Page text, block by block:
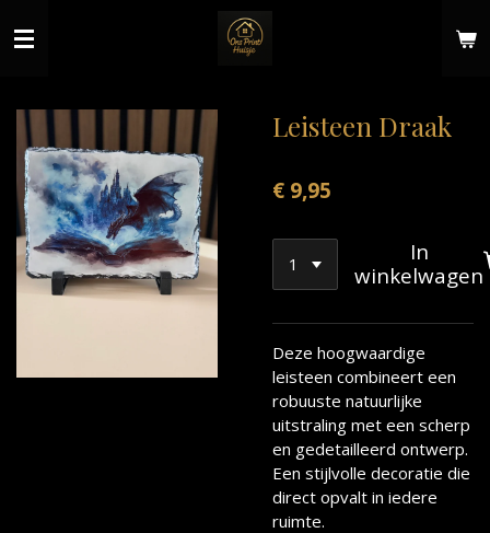
direct
hoofdinhoud
Leisteen Draak
€ 9,95
In
winkelwagen
Deze hoogwaardige
leisteen combineert een
robuuste natuurlijke
uitstraling met een scherp
en gedetailleerd ontwerp.
Een stijlvolle decoratie die
direct opvalt in iedere
ruimte.